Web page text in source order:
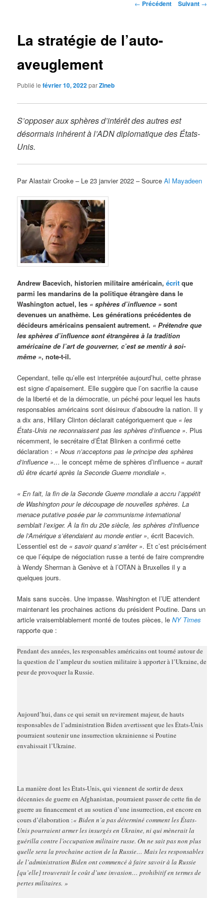
Navigation
← Précédent Suivant →
La stratégie de l’auto-
aveuglement
Publié lefévrier 10, 2022parZineb
S’opposer aux sphères d’intérêt des autres est
désormais inhérent à l’ADN diplomatique des États-
Unis.
Par Alastair Crooke – Le 23 janvier 2022 – SourceAl Mayadeen
Andrew Bacevich, historien militaire américain,écrit que
parmi les mandarins de la politique étrangère dans le
Washington actuel, les « sphères d’influence » sont
devenues un anathème. Les générations précédentes de
décideurs américains pensaient autrement. « Prétendre que
les sphères d’influence sont étrangères à la tradition
américaine de l’art de gouverner, c’est se mentir à soi-
même », note-t-il.
Cependant, telle qu’elle est interprétée aujourd’hui, cette phrase
est signe d’apaisement. Elle suggère que l’on sacrifie la cause
de la liberté et de la démocratie, un péché pour lequel les hauts
responsables américains sont désireux d’absoudre la nation. Il y
a dix ans, Hillary Clinton déclarait catégoriquement que « les
États-Unis ne reconnaissent pas les sphères d’influence ». Plus
récemment, le secrétaire d’État Blinken a confirmé cette
déclaration : « Nous n’acceptons pas le principe des sphères
d’influence »…le concept même de sphères d’influence « aurait
dû être écarté après la Seconde Guerre mondiale ».
« En fait, la fin de la Seconde Guerre mondiale a accru l’appétit
de Washington pour le découpage de nouvelles sphères. La
menace putative posée par le communisme international
semblait l’exiger. À la fin du 20e siècle, les sphères d’influence
de l’Amérique s’étendaient au monde entier », écrit Bacevich.
L’essentiel est de « savoir quand s’arrêter ». Et c’est précisément
ce que l’équipe de négociation russe a tenté de faire comprendre
à Wendy Sherman à Genève et à l’OTAN à Bruxelles il y a
quelques jours.
Mais sans succès. Une impasse. Washington et l’UE attendent
maintenant les prochaines actions du président Poutine. Dans un
article vraisemblablement monté de toutes pièces, leNY Times
rapporte que :
Pendant des années, les responsables américains ont tourné autour de
la question de l’ampleur du soutien militaire à apporter à l’Ukraine, de
peur de provoquer la Russie.
Aujourd’hui, dans ce qui serait un revirement majeur, de hauts
responsables de l’administration Biden avertissent que les États-Unis
pourraient soutenir une insurrection ukrainienne si Poutine
envahissait l’Ukraine.
La manière dont les États-Unis, qui viennent de sortir de deux
décennies de guerre en Afghanistan, pourraient passer de cette fin de
guerre au financement et au soutien d’une insurrection, est encore en
cours d’élaboration :« Biden n’a pas déterminé comment les États-
Unis pourraient armer les insurgés en Ukraine, ni qui mènerait la
guérilla contre l’occupation militaire russe. On ne sait pas non plus
quelle sera la prochaine action de la Russie… Mais les responsables
de l’administration Biden ont commencé à faire savoir à la Russie
[qu’elle] trouverait le coût d’une invasion… prohibitif en termes de
pertes militaires. »